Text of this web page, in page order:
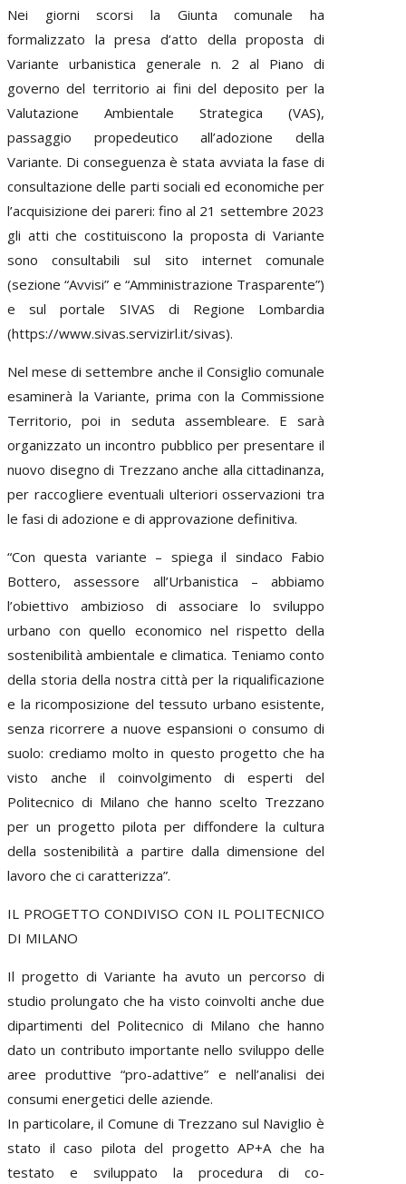
Nei giorni scorsi la Giunta comunale ha
formalizzato la presa d’atto della proposta di
Variante urbanistica generale n. 2 al Piano di
governo del territorio ai fini del deposito per la
Valutazione Ambientale Strategica (VAS),
passaggio propedeutico all’adozione della
Variante. Di conseguenza è stata avviata la fase di
consultazione delle parti sociali ed economiche per
l’acquisizione dei pareri: fino al 21 settembre 2023
gli atti che costituiscono la proposta di Variante
sono consultabili sul sito internet comunale
(sezione “Avvisi” e “Amministrazione Trasparente”)
e sul portale SIVAS di Regione Lombardia
(https://www.sivas.servizirl.it/sivas).
Nel mese di settembre anche il Consiglio comunale
esaminerà la Variante, prima con la Commissione
Territorio, poi in seduta assembleare. E sarà
organizzato un incontro pubblico per presentare il
nuovo disegno di Trezzano anche alla cittadinanza,
per raccogliere eventuali ulteriori osservazioni tra
le fasi di adozione e di approvazione definitiva.
“Con questa variante – spiega il sindaco Fabio
Bottero, assessore all’Urbanistica – abbiamo
l’obiettivo ambizioso di associare lo sviluppo
urbano con quello economico nel rispetto della
sostenibilità ambientale e climatica. Teniamo conto
della storia della nostra città per la riqualificazione
e la ricomposizione del tessuto urbano esistente,
senza ricorrere a nuove espansioni o consumo di
suolo: crediamo molto in questo progetto che ha
visto anche il coinvolgimento di esperti del
Politecnico di Milano che hanno scelto Trezzano
per un progetto pilota per diffondere la cultura
della sostenibilità a partire dalla dimensione del
lavoro che ci caratterizza”.
IL PROGETTO CONDIVISO CON IL POLITECNICO
DI MILANO
Il progetto di Variante ha avuto un percorso di
studio prolungato che ha visto coinvolti anche due
dipartimenti del Politecnico di Milano che hanno
dato un contributo importante nello sviluppo delle
aree produttive “pro-adattive” e nell’analisi dei
consumi energetici delle aziende.
In particolare, il Comune di Trezzano sul Naviglio è
stato il caso pilota del progetto AP+A che ha
testato e sviluppato la procedura di co-